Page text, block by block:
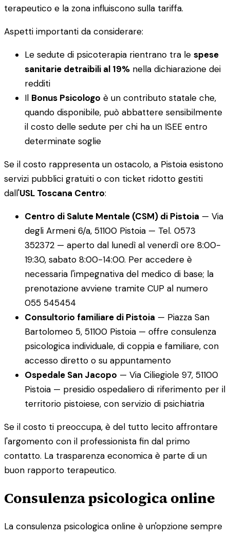
terapeutico e la zona influiscono sulla tariffa.
Aspetti importanti da considerare:
Le sedute di psicoterapia rientrano tra le spese
sanitarie detraibili al 19% nella dichiarazione dei
redditi
Il Bonus Psicologo è un contributo statale che,
quando disponibile, può abbattere sensibilmente
il costo delle sedute per chi ha un ISEE entro
determinate soglie
Se il costo rappresenta un ostacolo, a Pistoia esistono
servizi pubblici gratuiti o con ticket ridotto gestiti
dall'USL Toscana Centro:
Centro di Salute Mentale (CSM) di Pistoia — Via
degli Armeni 6/a, 51100 Pistoia — Tel. 0573
352372 — aperto dal lunedì al venerdì ore 8:00-
19:30, sabato 8:00-14:00. Per accedere è
necessaria l'impegnativa del medico di base; la
prenotazione avviene tramite CUP al numero
055 545454
Consultorio familiare di Pistoia — Piazza San
Bartolomeo 5, 51100 Pistoia — offre consulenza
psicologica individuale, di coppia e familiare, con
accesso diretto o su appuntamento
Ospedale San Jacopo — Via Ciliegiole 97, 51100
Pistoia — presidio ospedaliero di riferimento per il
territorio pistoiese, con servizio di psichiatria
Se il costo ti preoccupa, è del tutto lecito affrontare
l'argomento con il professionista fin dal primo
contatto. La trasparenza economica è parte di un
buon rapporto terapeutico.
Consulenza psicologica online
La consulenza psicologica online è un'opzione sempre